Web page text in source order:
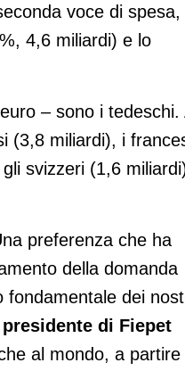
voce di spesa,
4,6 miliardi) e lo
– sono i tedeschi.
(3,8 miliardi), i
svizzeri (1,6
preferenza che ha
della domanda
fondamentale dei
di Fiepet
al mondo, a partire